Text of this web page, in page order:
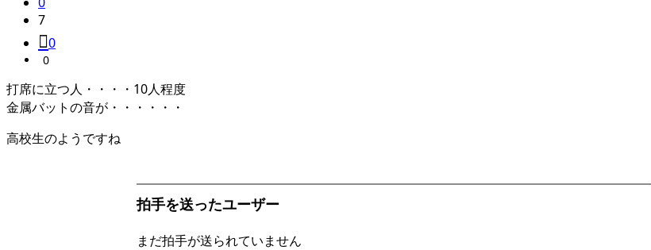
7
0
0
打席に立つ人・・・・10人程度
金属バットの音が・・・・・・
高校生のようですね
拍手を送ったユーザー
まだ拍手が送られていません